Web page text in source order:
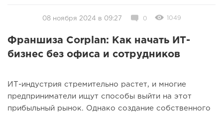
08 ноября 2024 в 09:27 0 1049
Франшиза Corplan: Как начать ИТ-
бизнес без офиса и сотрудников
ИТ-индустрия стремительно растет, и многие
предприниматели ищут способы выйти на этот
прибыльный рынок. Однако создание собственного